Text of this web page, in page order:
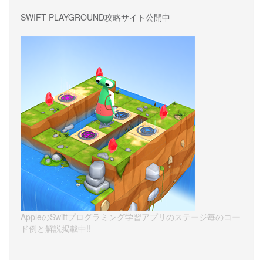
SWIFT PLAYGROUND攻略サイト公開中
AppleのSwiftプログラミング学習アプリのステージ毎のコー
ド例と解説掲載中!!